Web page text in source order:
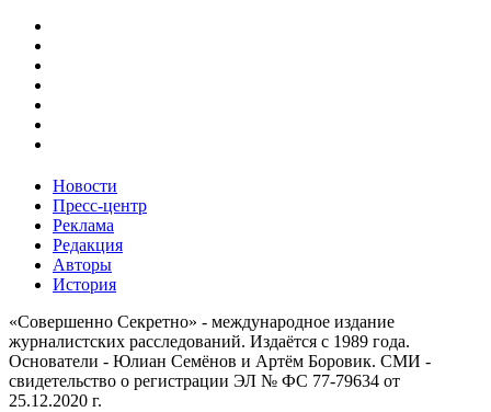
Новости
Пресс-центр
Реклама
Редакция
Авторы
История
«Совершенно Секретно» - международное издание
журналистских расследований. Издаётся с 1989 года.
Основатели - Юлиан Семёнов и Артём Боровик. CМИ -
свидетельство о регистрации ЭЛ № ФС 77-79634 от
25.12.2020 г.